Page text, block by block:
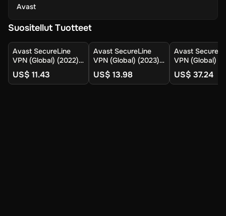
Avast
Suositellut Tuotteet
Avast SecureLine
VPN (Global) (2022) -
10 Devices 1 Year -
Digital Key
US$ 11.43
Avast SecureLine
VPN (Global) (2023) -
10 Devices 2 Years -
Digital Key
US$ 13.98
Avast
VPN (Global)
10 Devices 3
Digital Key
US$ 37.24